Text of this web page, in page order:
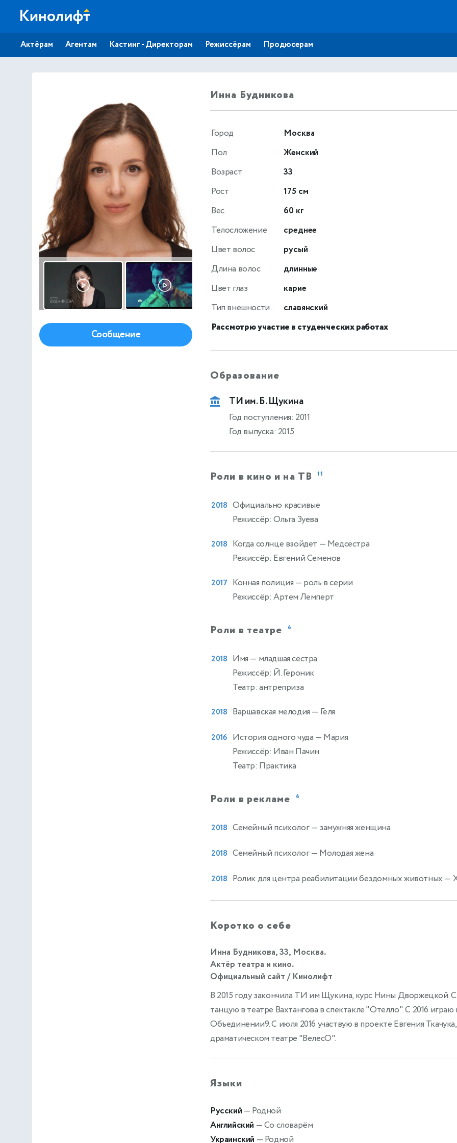
Актёрам Агентам Кастинг - Директорам Режиссёрам Продюсерам
Сообщение
Инна Будникова
Город
Москва
Пол
Женский
Возраст
33
Рост
175 см
Вес
60 кг
Телосложение
среднее
Цвет волос
русый
Длина волос
длинные
Цвет глаз
карие
Тип внешности
славянский
Рассмотрю участие в студенческих работах
Образование
ТИ им. Б. Щукина
Год поступления: 2011
Год выпуска: 2015
Роли в кино и на ТВ11
2018 Официально красивые
Режиссёр: Ольга Зуева
2018 Когда солнце взойдет — Медсестра
Режиссёр: Евгений Семенов
2017 Конная полиция — роль в серии
Режиссёр: Артем Лемперт
Роли в театре 6
2018 Имя — младшая сестра
Режиссёр: Й. Героник
Театр: антреприза
2018 Варшавская мелодия — Геля
2016 История одного чуда — Мария
Режиссёр: Иван Пачин
Театр: Практика
Роли в рекламе 6
2018 Семейный психолог— замужняя женщина
2018 Семейный психолог— Молодая жена
2018 Ролик для центра реабилитации бездомных животных —
Коротко о себе
Инна Будникова, 33, Москва.
Актёр театра и кино.
Официальный сайт / Кинолифт
В 2015 году закончила ТИ им Щукина, курс Нины Дворжецкой. С
танцую в театре Вахтангова в спектакле "Отелло". С 2016
Объединении9. С июля 2016 участвую в проекте Евгения
драматическом театре "ВелесО".
Языки
Русский — Родной
Английский — Со словарём
Украинский — Родной